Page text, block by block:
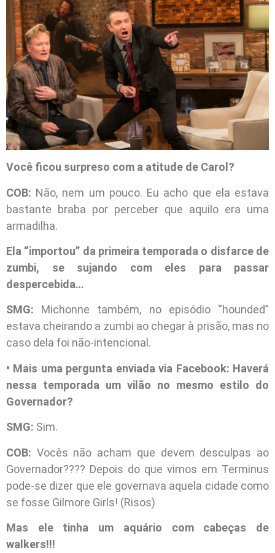
Você ficou surpreso com a atitude de Carol?
COB: Não, nem um pouco. Eu acho que ela estava
bastante braba por perceber que aquilo era uma
armadilha.
Ela “importou” da primeira temporada o disfarce de
zumbi, se sujando com eles para passar
despercebida…
SMG: Michonne também, no episódio “hounded”
estava cheirando a zumbi ao chegar à prisão, mas no
caso dela foi não-intencional.
• Mais uma pergunta enviada via Facebook: Haverá
nessa temporada um vilão no mesmo estilo do
Governador?
SMG: Sim.
COB: Vocês não acham que devem desculpas ao
Governador???? Depois do que vimos em Terminus
pode-se dizer que ele governava aquela cidade como
se fosse Gilmore Girls! (Risos)
Mas ele tinha um aquário com cabeças de
walkers!!!